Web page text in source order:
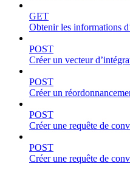
GET
Obtenir les informations
POST
Créer un vecteur
POST
Créer un
POST
Créer une requête de
POST
Créer une requête de